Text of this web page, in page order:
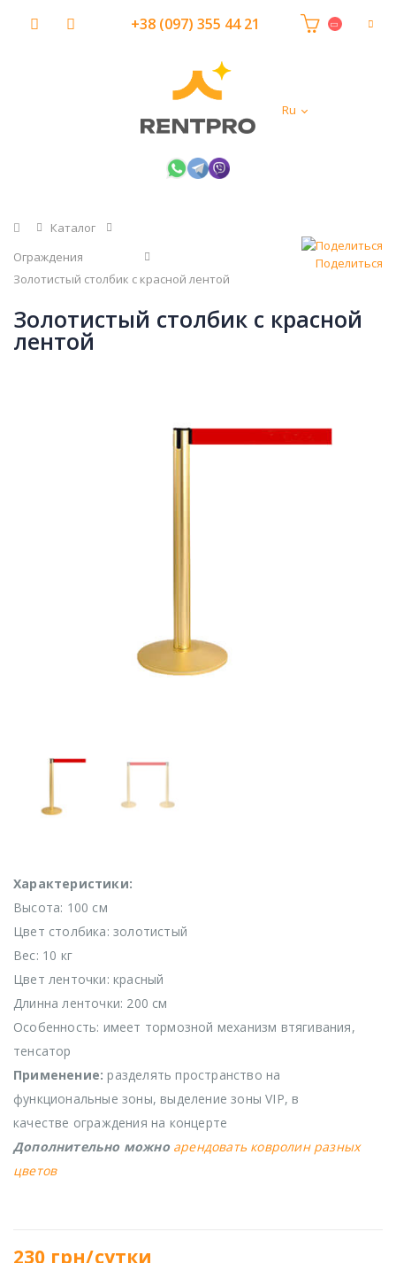
Ru
+38 (097) 355 44 21
Главная
Каталог
Ограждения
Золотистый столбик с красной лентой
Поделиться
Золотистый столбик с красной
лентой
Характеристики:
Высота: 100 см
Цвет столбика: золотистый
Вес: 10 кг
Цвет ленточки: красный
Длинна ленточки: 200 см
Особенность: имеет тормозной механизм втягивания,
тенсатор
Применение: разделять пространство на
функциональные зоны, выделение зоны VIP, в
качестве ограждения на концерте
Дополнительно можно арендовать ковролин разных
цветов
230 грн/сутки